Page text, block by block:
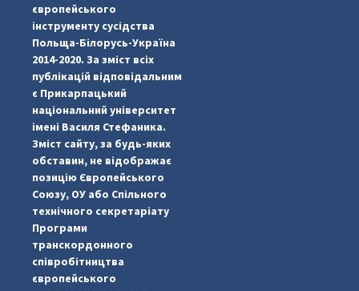
pimrec_project
європейського
інструменту сусідства
Польща-Білорусь-Україна
2014-2020. За зміст всіх
публікацій відповідальним
є Прикарпацький
національний університет
імені Василя Стефаника.
Зміст сайту, за будь-яких
обставин, не відображає
позицію Європейського
Союзу, ОУ або Спільного
технічного секретаріату
Програми
транскордонного
співробітництва
європейського